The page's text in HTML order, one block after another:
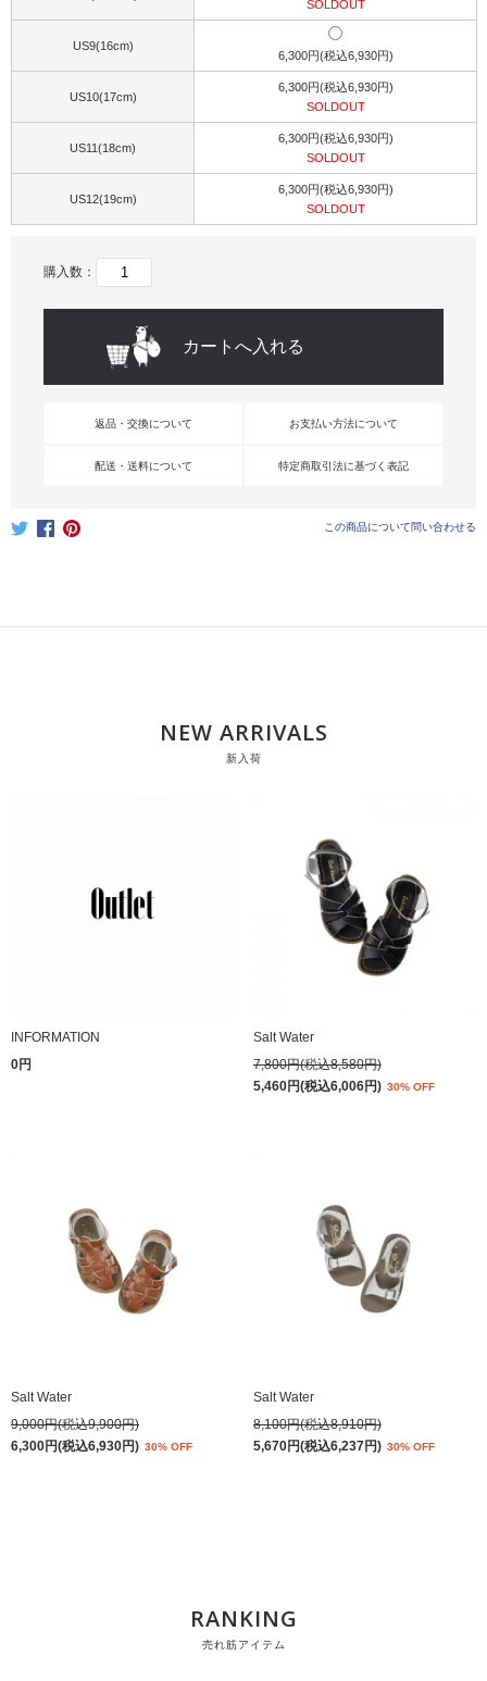
SOLDOUT
US9(16cm)
6,300円(税込6,930円)
US10(17cm)
6,300円(税込6,930円)
SOLDOUT
US11(18cm)
6,300円(税込6,930円)
SOLDOUT
US12(19cm)
6,300円(税込6,930円)
SOLDOUT
購入数：
返品・交換について お支払い方法について
配送・送料について 特定商取引法に基づく表記
この商品について問い合わせる
NEW ARRIVALS
新入荷
INFORMATION
0円
Salt Water
7,800円(税込8,580円)
5,460円(税込6,006円) 30% OFF
Salt Water
9,000円(税込9,900円)
6,300円(税込6,930円) 30% OFF
Salt Water
8,100円(税込8,910円)
5,670円(税込6,237円) 30% OFF
RANKING
売れ筋アイテム